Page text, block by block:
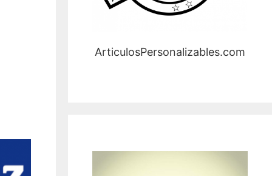
ArticulosPersonalizables.com